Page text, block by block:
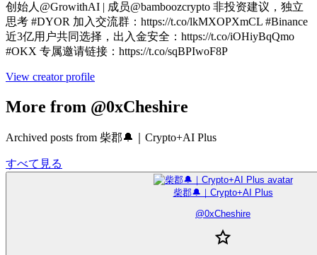
创始人@GrowithAI | 成员@bamboozcrypto 非投资建议，独立
思考 #DYOR 加入交流群：https://t.co/lkMXOPXmCL #Binance
近3亿用户共同选择，出入金安全：https://t.co/iOHiyBqQmo
#OKX 专属邀请链接：https://t.co/sqBPIwoF8P
View creator profile
More from @0xCheshire
Archived posts from 柴郡🔔｜Crypto+AI Plus
すべて見る
柴郡🔔｜Crypto+AI Plus
@0xCheshire